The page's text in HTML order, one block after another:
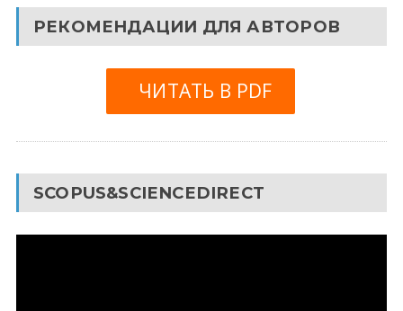
РЕКОМЕНДАЦИИ ДЛЯ АВТОРОВ
ЧИТАТЬ В PDF
SCOPUS&SCIENCEDIRECT